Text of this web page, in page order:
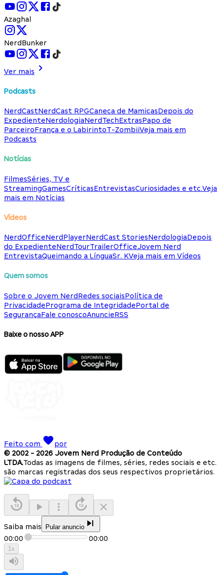
Azaghal
NerdBunker
Ver mais
Podcasts
NerdCastNerdCast RPGCaneca de MamicasDepois do
ExpedienteNerdologiaNerdTechExtrasPapo de
ParceiroFrança e o LabirintoT-ZombiiVeja mais em
Podcasts
Notícias
FilmesSéries, TV e
StreamingGamesCríticasEntrevistasCuriosidades e etc.Veja
mais em Notícias
Vídeos
NerdOfficeNerdPlayerNerdCast StoriesNerdologiaDepois
do ExpedienteNerdTourTrailerOfficeJovem Nerd
EntrevistaQueimando a LínguaSr. KVeja mais em Vídeos
Quem somos
Sobre o Jovem NerdRedes sociaisPolítica de
PrivacidadePrograma de IntegridadePortal de
SegurançaFale conoscoAnuncieRSS
Baixe o nosso APP
Feito com
por
© 2002 - 2026 Jovem Nerd Produção de Conteúdo
LTDA.Todas as imagens de filmes, séries, redes sociais e etc.
são marcas registradas dos seus respectivos proprietários.
Saiba mais Pular anuncio
00:00 00:00
1x